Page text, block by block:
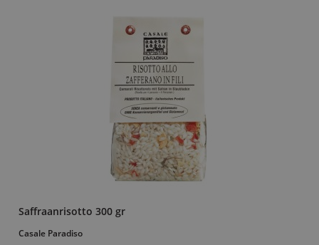
Saffraanrisotto 300 gr
Casale Paradiso